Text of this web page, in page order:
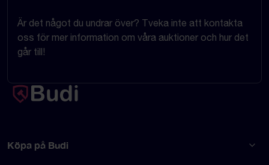
Är det något du undrar över? Tveka inte att kontakta
oss för mer information om våra auktioner och hur det
går till!
Köpa på Budi